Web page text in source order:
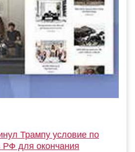
Трампу условие по
РФ для окончания